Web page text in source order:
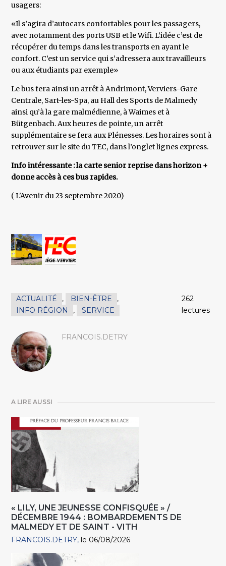
usagers:
«Il s’agira d’autocars confortables pour les passagers,
avec notamment des ports USB et le Wifi. L’idée c’est de
récupérer du temps dans les transports en ayant le
confort. C’est un service qui s’adressera aux travailleurs
ou aux étudiants par exemple»
Le bus fera ainsi un arrêt à Andrimont, Verviers-Gare
Centrale, Sart-les-Spa, au Hall des Sports de Malmedy
ainsi qu’à la gare malmédienne, à Waimes et à
Bütgenbach. Aux heures de pointe, un arrêt
supplémentaire se fera aux Plénesses. Les horaires sont à
retrouver sur le site du TEC, dans l’onglet lignes express.
Info intéressante : la carte senior reprise dans horizon +
donne accès à ces bus rapides.
( L'Avenir du 23 septembre 2020)
ACTUALITÉ , BIEN-ÊTRE
,
INFO RÉGION
, SERVICE
262
lectures
FRANCOIS.DETRY
A LIRE AUSSI
« LILY, UNE JEUNESSE CONFISQUÉE » /
DÉCEMBRE 1944 : BOMBARDEMENTS DE
MALMEDY ET DE SAINT - VITH
FRANCOIS.DETRY le 06/08/2026